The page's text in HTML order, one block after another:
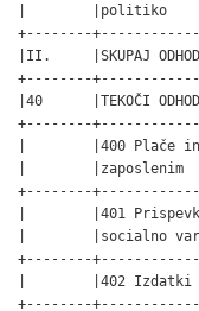
|        |politiko
+--------
|II.     |SKUPAJ
+--------
|40      |TEKOČI
+--------
|        |400 Plače
|
+--------
|        |401
|        |socialno
+--------
|        |402 Izdatki
+--------